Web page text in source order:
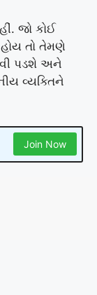
જો કોઈ
તો તેમણે
પડશે અને
વ્યક્તિને
Join Now